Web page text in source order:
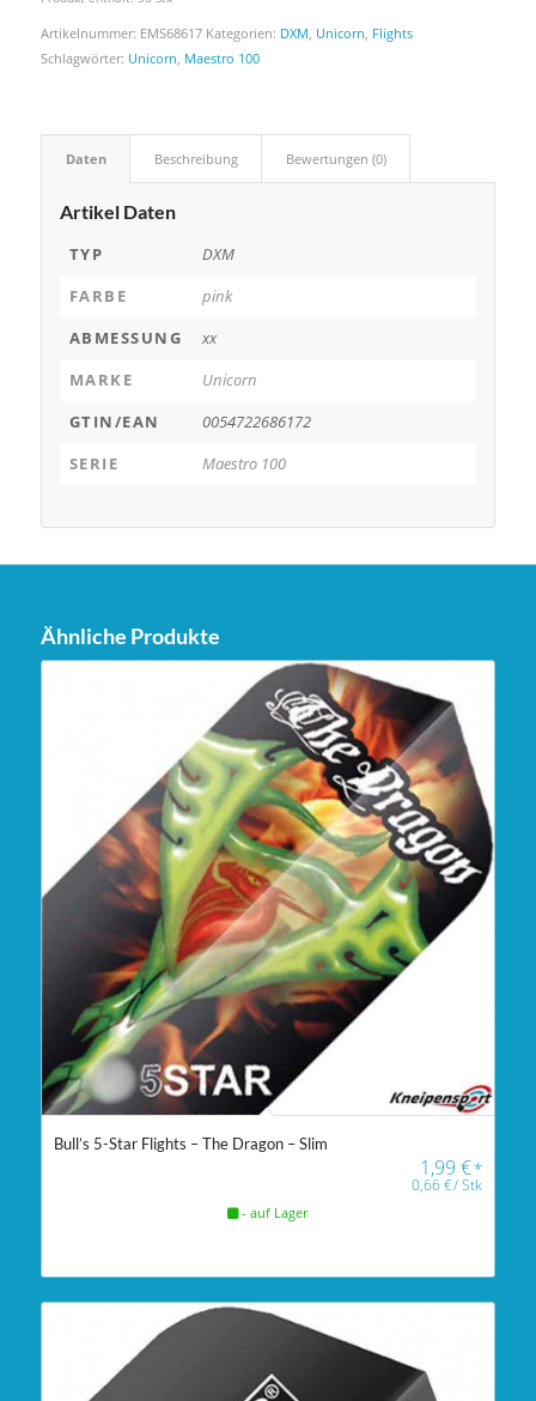
Artikelnummer: EMS68617 Kategorien: DXM, Unicorn, Flights
Schlagwörter: Unicorn, Maestro 100
Daten Beschreibung Bewertungen (0)
Artikel Daten
TYP
DXM
FARBE
pink
ABMESSUNG
xx
MARKE
Unicorn
GTIN/EAN
0054722686172
SERIE
Maestro 100
Ähnliche Produkte
Bull’s 5-Star Flights – The Dragon – Slim
1,99€*
0,66€/Stk
- auf Lager